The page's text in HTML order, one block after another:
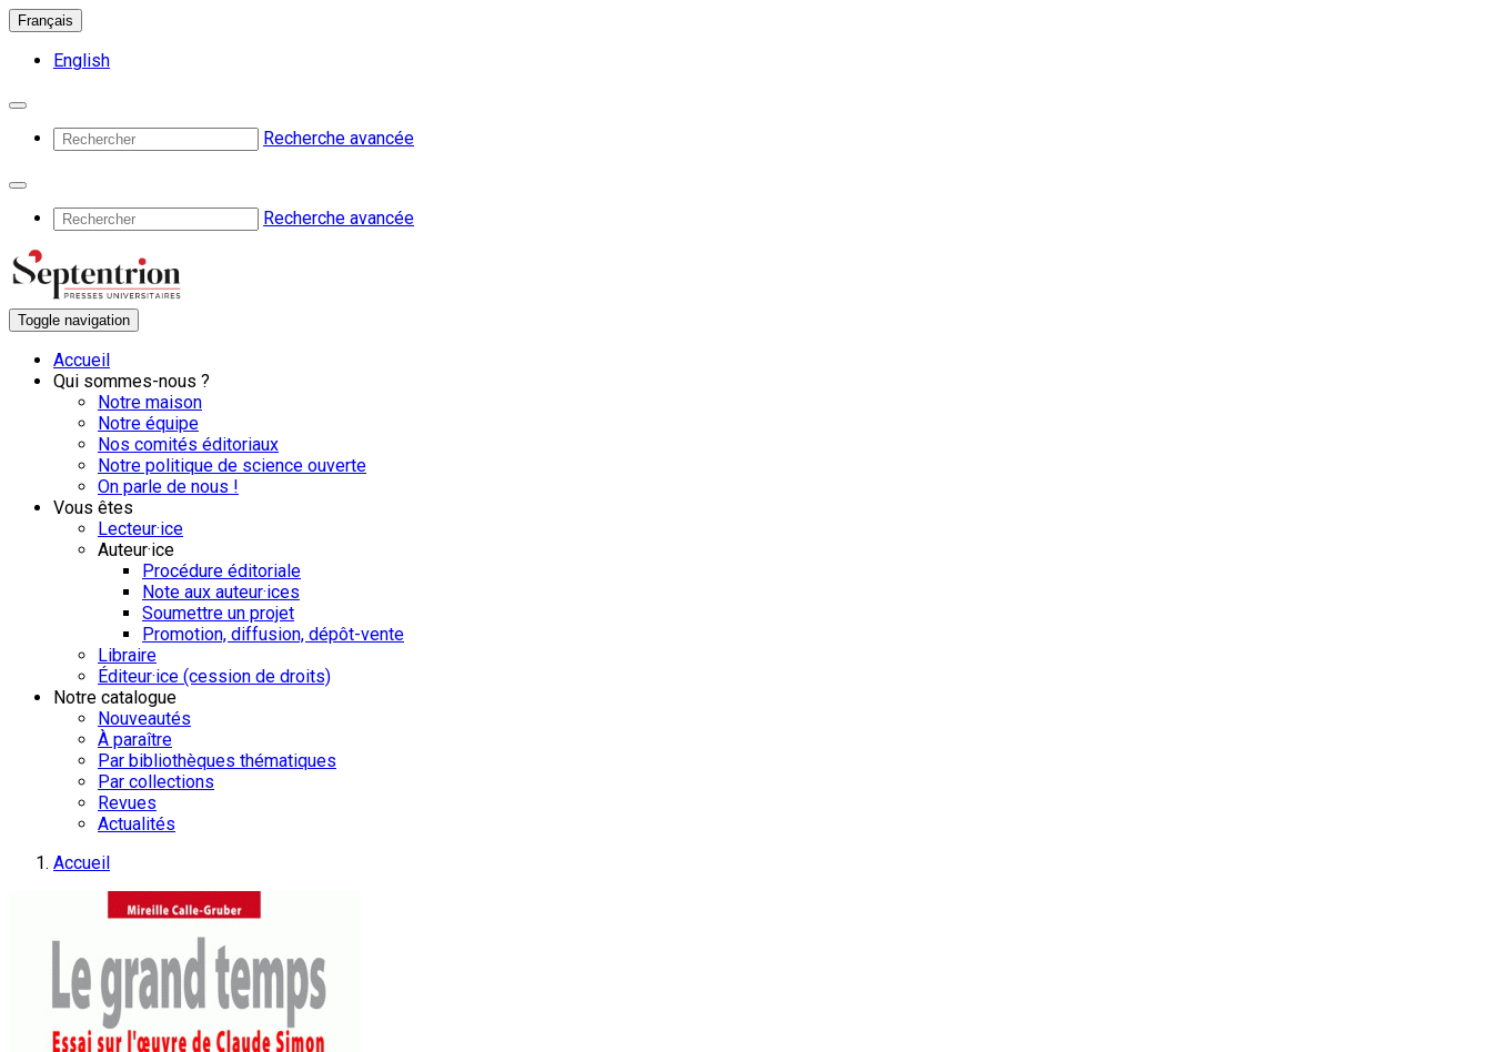
Français
English
Recherche avancée
Recherche avancée
Toggle navigation
Accueil
Qui sommes-nous ?
Notre maison
Notre équipe
Nos comités éditoriaux
Notre politique de science ouverte
On parle de nous !
Vous êtes
Lecteur·ice
Auteur·ice
Procédure éditoriale
Note aux auteur·ices
Soumettre un projet
Promotion, diffusion, dépôt-vente
Libraire
Éditeur·ice (cession de droits)
Notre catalogue
Nouveautés
À paraître
Par bibliothèques thématiques
Par collections
Revues
Actualités
Accueil